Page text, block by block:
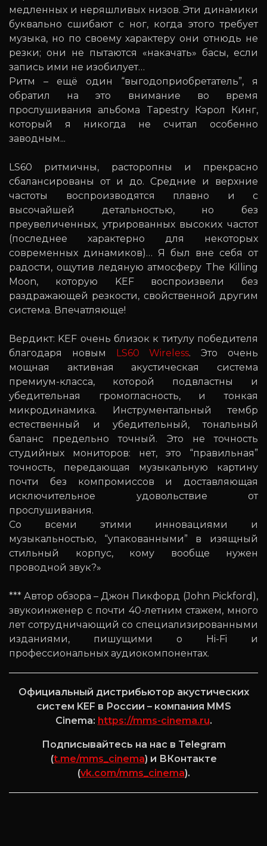
медленных и неряшливых низов. Эти динамики
буквально сшибают с ног, когда этого требует
музыка, но по своему характеру они отнюдь не
резки; они не пытаются «накачать» басы, если
запись ими не изобилует…
Ритм – ещё один “выгодоприобретатель”, я
обратил на это внимание во время
прослушивания альбома Tapestry Кэрол Кинг,
который я никогда не считал особенно
заводным...
LS60 ритмичны, расторопны и прекрасно
сбалансированы от и до. Средние и верхние
частоты воспроизводятся плавно и с
высочайшей детальностью, но без
преувеличенных, утрированных высоких частот
(последнее характерно для некоторых
современных динамиков)… Я был вне себя от
радости, ощутив ледяную атмосферу The Killing
Moon, которую KEF воспроизвели без
раздражающей резкости, свойственной другим
система. Впечатляюще!
Вердикт: KEF очень близок к титулу победителя
благодаря новым LS60 Wireless. Это очень
мощная активная акустическая система
премиум-класса, которой подвластны и
убедительная громогласность, и тонкая
микродинамика. Инструментальный тембр
естественный и убедительный, тональный
баланс предельно точный. Это не точность
студийных мониторов: нет, это “правильная”
точность, передающая музыкальную картину
почти без компромиссов и доставляющая
исключительное удовольствие от
прослушивания.
Со всеми этими инновациями и
музыкальностью, “упакованными” в изящный
стильный корпус, кому вообще нужен
проводной звук?»
*** Автор обзора – Джон Пикфорд (John Pickford),
звукоинженер с почти 40-летним стажем, много
лет сотрудничающий со специализированными
изданиями, пишущими о Hi-Fi и
профессиональных аудиокомпонентах.
Официальный дистрибьютор акустических
систем KEF в России – компания MMS
Cinema: https://mms-cinema.ru.
Подписывайтесь на нас в Telegram
(t.me/mms_cinema) и ВКонтакте
(vk.com/mms_cinema).